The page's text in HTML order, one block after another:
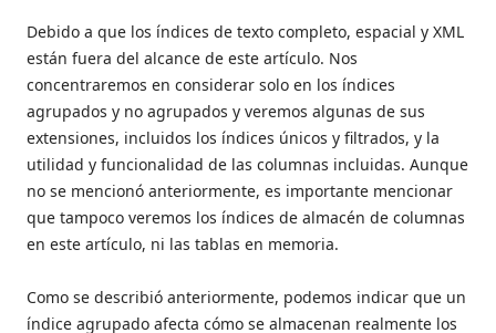
Debido a que los índices de texto completo, espacial y XML
están fuera del alcance de este artículo. Nos
concentraremos en considerar solo en los índices
agrupados y no agrupados y veremos algunas de sus
extensiones, incluidos los índices únicos y filtrados, y la
utilidad y funcionalidad de las columnas incluidas. Aunque
no se mencionó anteriormente, es importante mencionar
que tampoco veremos los índices de almacén de columnas
en este artículo, ni las tablas en memoria.
Como se describió anteriormente, podemos indicar que un
índice agrupado afecta cómo se almacenan realmente los